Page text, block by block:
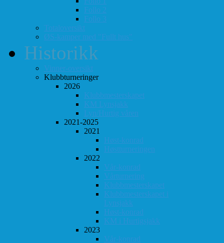
Follo 2
Follo 3
Totaloversikt
ØS-kamper med "Fullt hus"
Historikk
Vinner-oversikt
Klubbturneringer
2026
Klubbmesterskapet
KM Lynsjakk
Lyn/Hurtig våren
2021-2025
2021
Høst-konrad
Høstturneringen
2022
Vår-konrad
Vårturnering
Klubbmesterskapet
Klubbmesterskapet i
Lynsjakk
Høst-konrad
KM i Hurtigsjakk
2023
Vår-konrad